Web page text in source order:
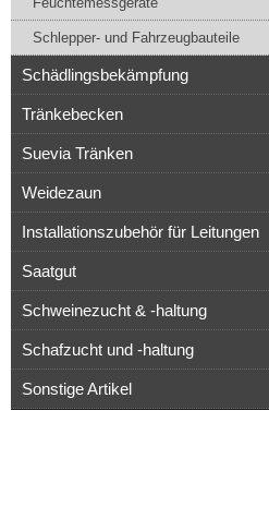
Schlepper- und Fahrzeugbauteile
Schädlingsbekämpfung
Tränkebecken
Suevia Tränken
Weidezaun
Installationszubehör für Leitungen
Saatgut
Schweinezucht & -haltung
Schafzucht und -haltung
Sonstige Artikel